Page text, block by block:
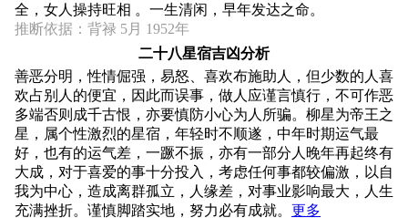
全，女人操持旺相 。一生清闲，早年发达之命。
推断依据：背禄 5月 1952年
二十八星宿吉凶分析
善恶分明，性情倔强，易怒、喜欢布施助人，但少数的人喜
欢占别人的便宜，因此而误事，做人应谨言慎行，不可作恶
多端否则成千古恨，亦要慎防小心为人所骗。柳星为帝王之
星，属个性激烈的星宿，年轻时不顺遂，中年时期运气最
好，也有的运气差，一蹶不振，亦有一部分人晚年再起终有
大成，对于喜爱的事十分投入，考虑任何事都较偏激，以自
我为中心，造成离群孤立，人缘差，对事业影响最大，人生
充满挫折。谨慎脚踏实地，努力必有成就。 更多